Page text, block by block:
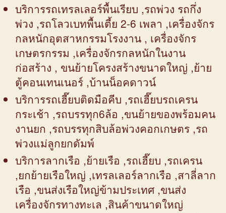
บริการรถเทรลเลอร์พื้นเรียบ ,รถพ่วง รถกึ่ง
พ่วง ,รถโลวเบทพื้นเตี้ย 2-6 เพลา ,เครื่องจักร
กลหนักอุตสาหกรรมโรงงาน , เครื่องจักร
เกษตรกรรม ,เครื่องจักรกลหนักในงาน
ก่อสร้าง , ขนย้ายโครงสร้างขนาดใหญ่ ,ย้าย
ตู้คอนเทนเนอร์ ,บ้านน็อคดาวน์
บริการรถเฮี๊ยบติดมือคีบ ,รถเฮี๊ยบรถเครน
กระเช้า ,รถบรรทุก6ล้อ ,ขนย้ายของพร้อมคน
งานยก ,รถบรรทุกสิบล้อพ่วงคอกเกษตร ,รถ
พ่วงแม่ลูกยกดัมพ์
บริการลากเรือ ,ย้ายเรือ ,รถเฮี๊ยบ ,รถเครน
,ยกย้ายเรือใหญ่ ,เทรลเลอร์ลากเรือ ,สาลี่ลาก
เรือ ,ขนส่งเรือใหญ่ข้ามประเทศ ,ขนส่ง
เครื่องจักรทางทะเล ,สินค้าขนาดใหญ่